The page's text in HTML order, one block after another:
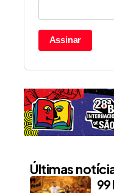
Assinar
Últimas
99